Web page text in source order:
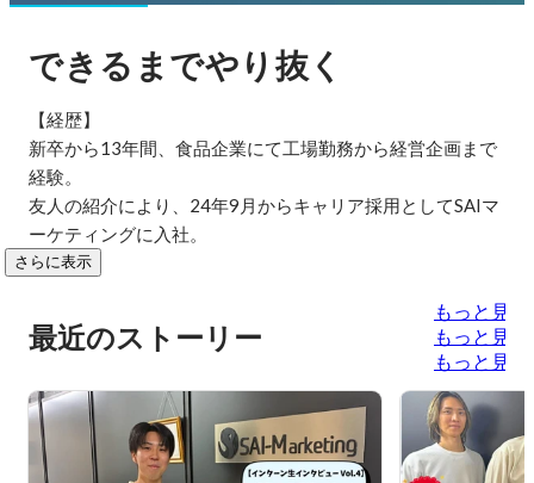
できるまでやり抜く
【経歴】
新卒から13年間、食品企業にて工場勤務から経営企画まで
経験。
友人の紹介により、24年9月からキャリア採用としてSAIマ
ーケティングに入社。
さらに表示
最近のストーリー
もっと見る
もっと見る
もっと見る